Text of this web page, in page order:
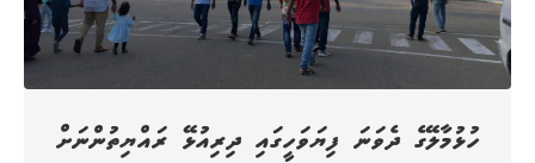
ހުޅުމާލޭގެ ދެވަނަ ފިޔަވަހީގައި ދިރިއުޅޭ ރައްޔިތުންނަށް